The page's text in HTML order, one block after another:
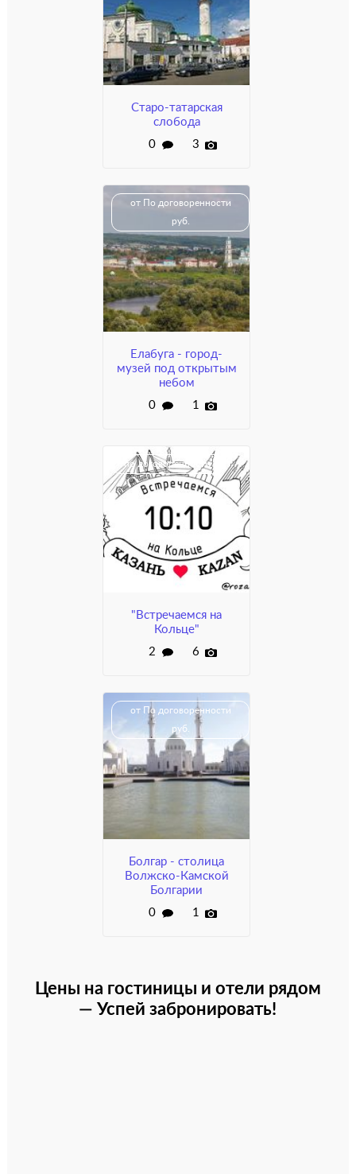
Старо-татарская
слобода
0
3
Елабуга - город-
музей под открытым
небом
0
1
от По договоренности
руб.
"Встречаемся на
Кольце"
2
6
по договорённости
Болгар - столица
Волжско-Камской
Болгарии
0
1
от По договоренности
руб.
Цены на гостиницы и отели рядом
— Успей забронировать!